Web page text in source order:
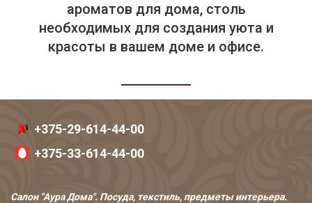
ароматов для дома, столь
необходимых для создания уюта и
красоты в вашем доме и офисе.
+375-29-614-44-00
+375-33-614-44-00
Салон "Аура Дома". Посуда, текстиль, предметы интерьера.